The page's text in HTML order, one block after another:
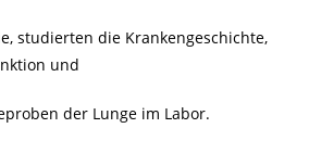
studierten die Krankengeschichte,
und
der Lunge im Labor.